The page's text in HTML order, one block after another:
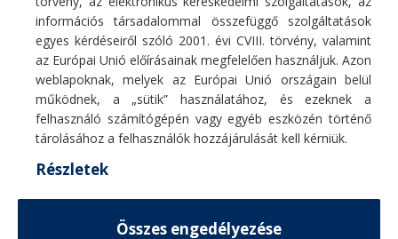
Fő profilunk hűtő/fűtő légkondicionáló berendezések, hőszivattyúk
értékesítése, szakszerű telepítése, karbantartása, tisztítása, javítása.
E-mail:info@coolcontrol.hu
Telefon: +36 (30) 978-0649
Telefon: +36 (30) 542-0613
információs társadalommal összefüggő szolgáltatások
egyes kérdéseiről szóló 2001. évi CVIII. törvény, valamint
az Európai Unió előírásainak megfelelően használjuk. Azon
weblapoknak, melyek az Európai Unió országain belül
működnek, a „sütik” használatához, és ezeknek a
felhasználó számítógépén vagy egyéb eszközén történő
tárolásához a felhasználók hozzájárulását kell kérniük.
Részletek
Összes engedélyezése